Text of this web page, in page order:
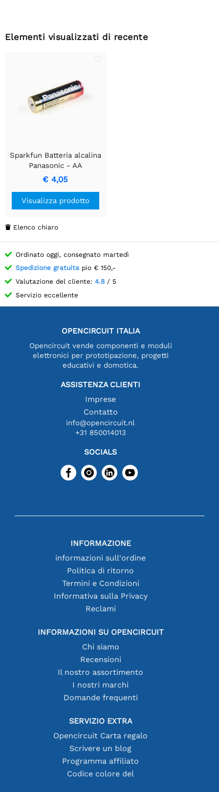
Elementi visualizzati di recente
Sparkfun Batteria alcalina
Panasonic - AA
€ 4,05
Visualizza prodotto
 Elenco chiaro
Ordinato oggi, consegnato martedì
Spedizione gratuita pio € 150,-
Valutazione del cliente: 4.8 / 5
Servizio eccellente
OPENCIRCUIT ITALIA
Opencircuit vende componenti e moduli
elettronici per prototipazione, progetti
educativi e domotica.
ASSISTENZA CLIENTI
Imprese
Contatto
info@opencircuit.nl
+31 850014013
SOCIALS
INFORMAZIONE
informazioni sull'ordine
Politica di ritorno
Termini e Condizioni
Informativa sulla Privacy
Reclami
INFORMAZIONI SU OPENCIRCUIT
Chi siamo
Recensioni
Il nostro assortimento
I nostri marchi
Domande frequenti
SERVIZIO EXTRA
Opencircuit Carta regalo
Scrivere un blog
Programma affiliato
Codice colore del